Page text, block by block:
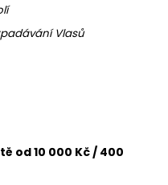
Vlasů
od 10 000 Kč / 400